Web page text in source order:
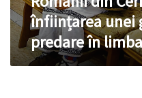
limba
românăînființarea unei
predare în